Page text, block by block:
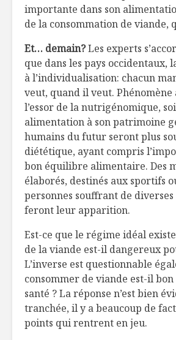
importante dans son
de la consommation de viande,
Et… demain?Les experts
que dans les pays occidentaux,
à l’individualisation: chacun
veut, quand il veut. Phénomène
l’essor de la nutrigénomique,
alimentation à son patrimoine
humains du futur seront plus
diététique, ayant compris
bon équilibre alimentaire. Des
élaborés, destinés aux sportifs
personnes souffrant de
feront leur apparition.
Est-ce que le régime idéal
de la viande est-il dangereux
L’inverse est questionnable
consommer de viande est-il
santé ? La réponse n’est bien
tranchée, il y a beaucoup de
points qui rentrent en jeu.